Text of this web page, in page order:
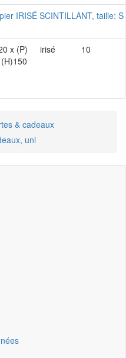
IRISÉ SCINTILLANT, taille: S
x (P)
irisé 10
& cadeaux
uni